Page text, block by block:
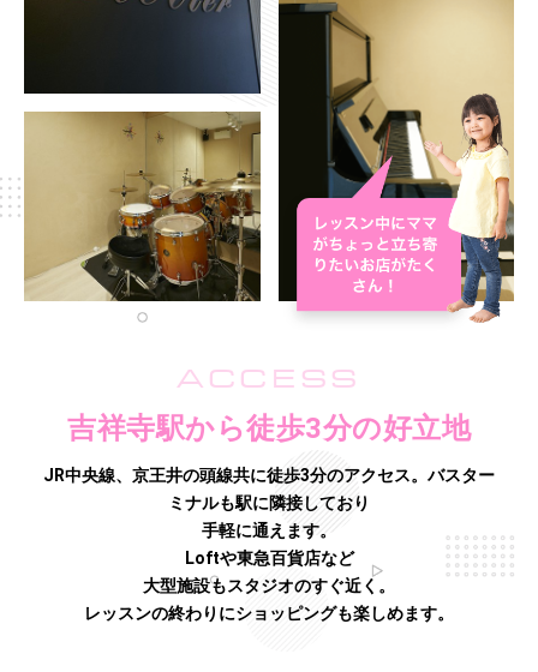
ACCESS
吉祥寺駅から徒歩3分の好立地
JR中央線、京王井の頭線共に徒歩3分のアクセス。バスター
ミナルも駅に隣接しており
手軽に通えます。
Loftや東急百貨店など
大型施設もスタジオのすぐ近く。
レッスンの終わりにショッピングも楽しめます。